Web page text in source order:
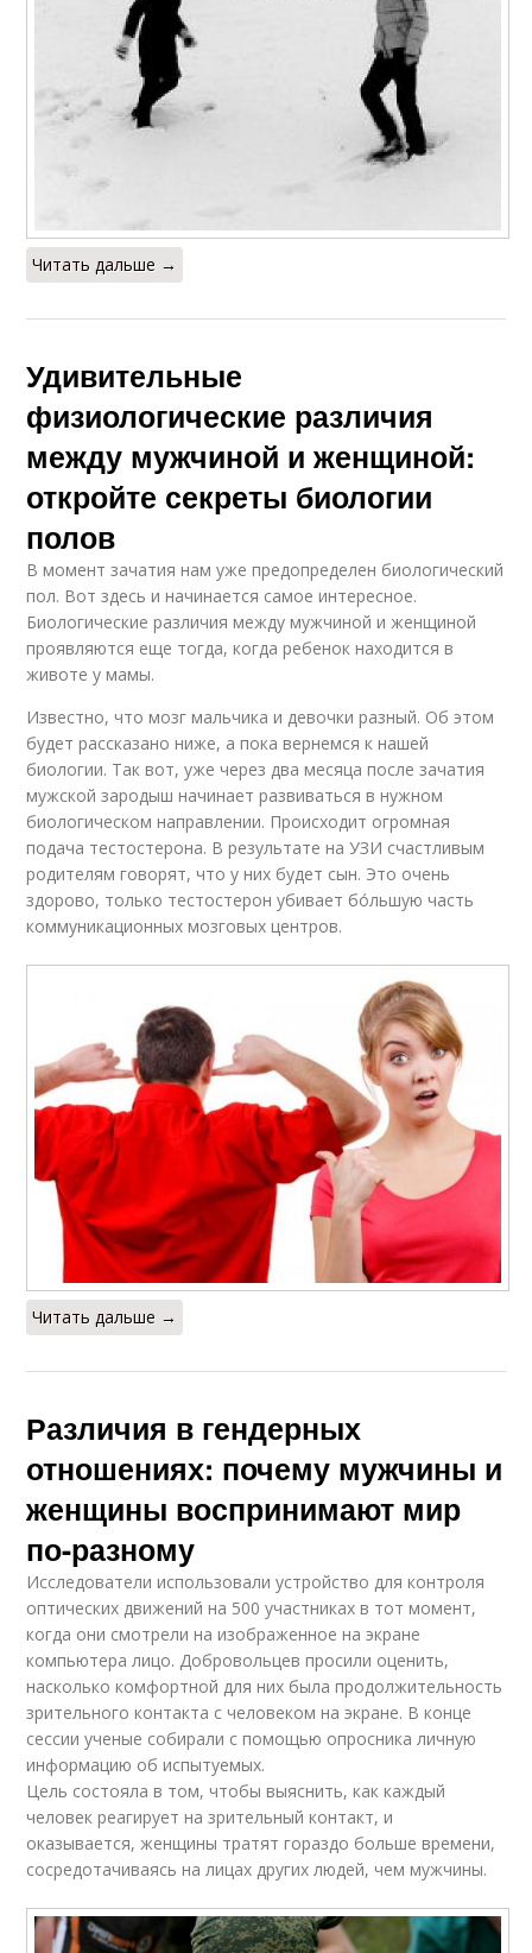
Читать дальше →
Удивительные
физиологические различия
между мужчиной и женщиной:
откройте секреты биологии
полов
В момент зачатия нам уже предопределен биологический
пол. Вот здесь и начинается самое интересное.
Биологические различия между мужчиной и женщиной
проявляются еще тогда, когда ребенок находится в
животе у мамы.
Известно, что мозг мальчика и девочки разный. Об этом
будет рассказано ниже, а пока вернемся к нашей
биологии. Так вот, уже через два месяца после зачатия
мужской зародыш начинает развиваться в нужном
биологическом направлении. Происходит огромная
подача тестостерона. В результате на УЗИ счастливым
родителям говорят, что у них будет сын. Это очень
здорово, только тестостерон убивает бо́льшую часть
коммуникационных мозговых центров.
Читать дальше →
Различия в гендерных
отношениях: почему мужчины и
женщины воспринимают мир
по-разному
Исследователи использовали устройство для контроля
оптических движений на 500 участниках в тот момент,
когда они смотрели на изображенное на экране
компьютера лицо. Добровольцев просили оценить,
насколько комфортной для них была продолжительность
зрительного контакта с человеком на экране. В конце
сессии ученые собирали с помощью опросника личную
информацию об испытуемых.
Цель состояла в том, чтобы выяснить, как каждый
человек реагирует на зрительный контакт, и
оказывается, женщины тратят гораздо больше времени,
сосредотачиваясь на лицах других людей, чем мужчины.